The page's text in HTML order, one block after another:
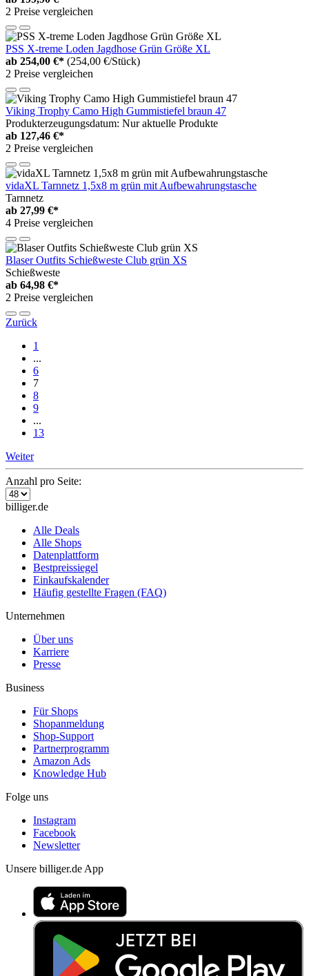
2 Preise vergleichen
PSS X-treme Loden Jagdhose Grün Größe XL
ab 254,00 €* (254,00 €/Stück)
2 Preise vergleichen
Viking Trophy Camo High Gummistiefel braun 47
Produkterzeugungsdatum: Nur aktuelle Produkte
ab 127,46 €*
2 Preise vergleichen
vidaXL Tarnnetz 1,5x8 m grün mit Aufbewahrungstasche
Tarnnetz
ab 27,99 €*
4 Preise vergleichen
Blaser Outfits Schießweste Club grün XS
Schießweste
ab 64,98 €*
2 Preise vergleichen
Zurück
1
...
6
7
8
9
...
13
Weiter
Anzahl pro Seite:
billiger.de
Alle Deals
Alle Shops
Datenplattform
Bestpreissiegel
Einkaufskalender
Häufig gestellte Fragen (FAQ)
Unternehmen
Über uns
Karriere
Presse
Business
Für Shops
Shopanmeldung
Shop-Support
Partnerprogramm
Amazon Ads
Knowledge Hub
Folge uns
Instagram
Facebook
Newsletter
Unsere billiger.de App